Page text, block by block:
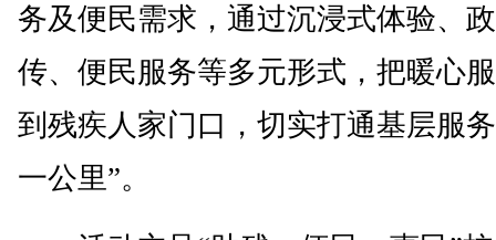
务及便民需求，通过沉浸式体验、
传、便民服务等多元形式，把暖心
到残疾人家门口，切实打通基层服
一公里”。